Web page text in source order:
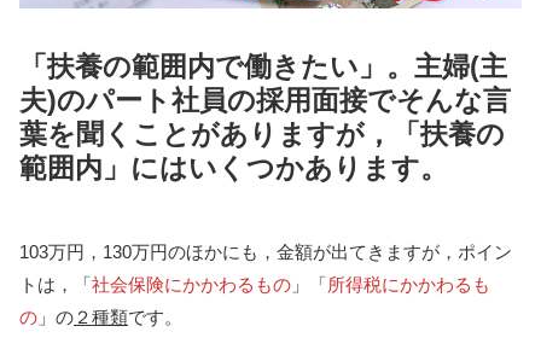
「扶養の範囲内で働きたい」。主婦(主
夫)のパート社員の採用面接でそんな言
葉を聞くことがありますが，「扶養の
範囲内」にはいくつかあります。
103万円，130万円のほかにも，金額が出てきますが，ポイン
トは，「社会保険にかかわるもの 」「所得税にかかわるも
の 」の ２種類です。